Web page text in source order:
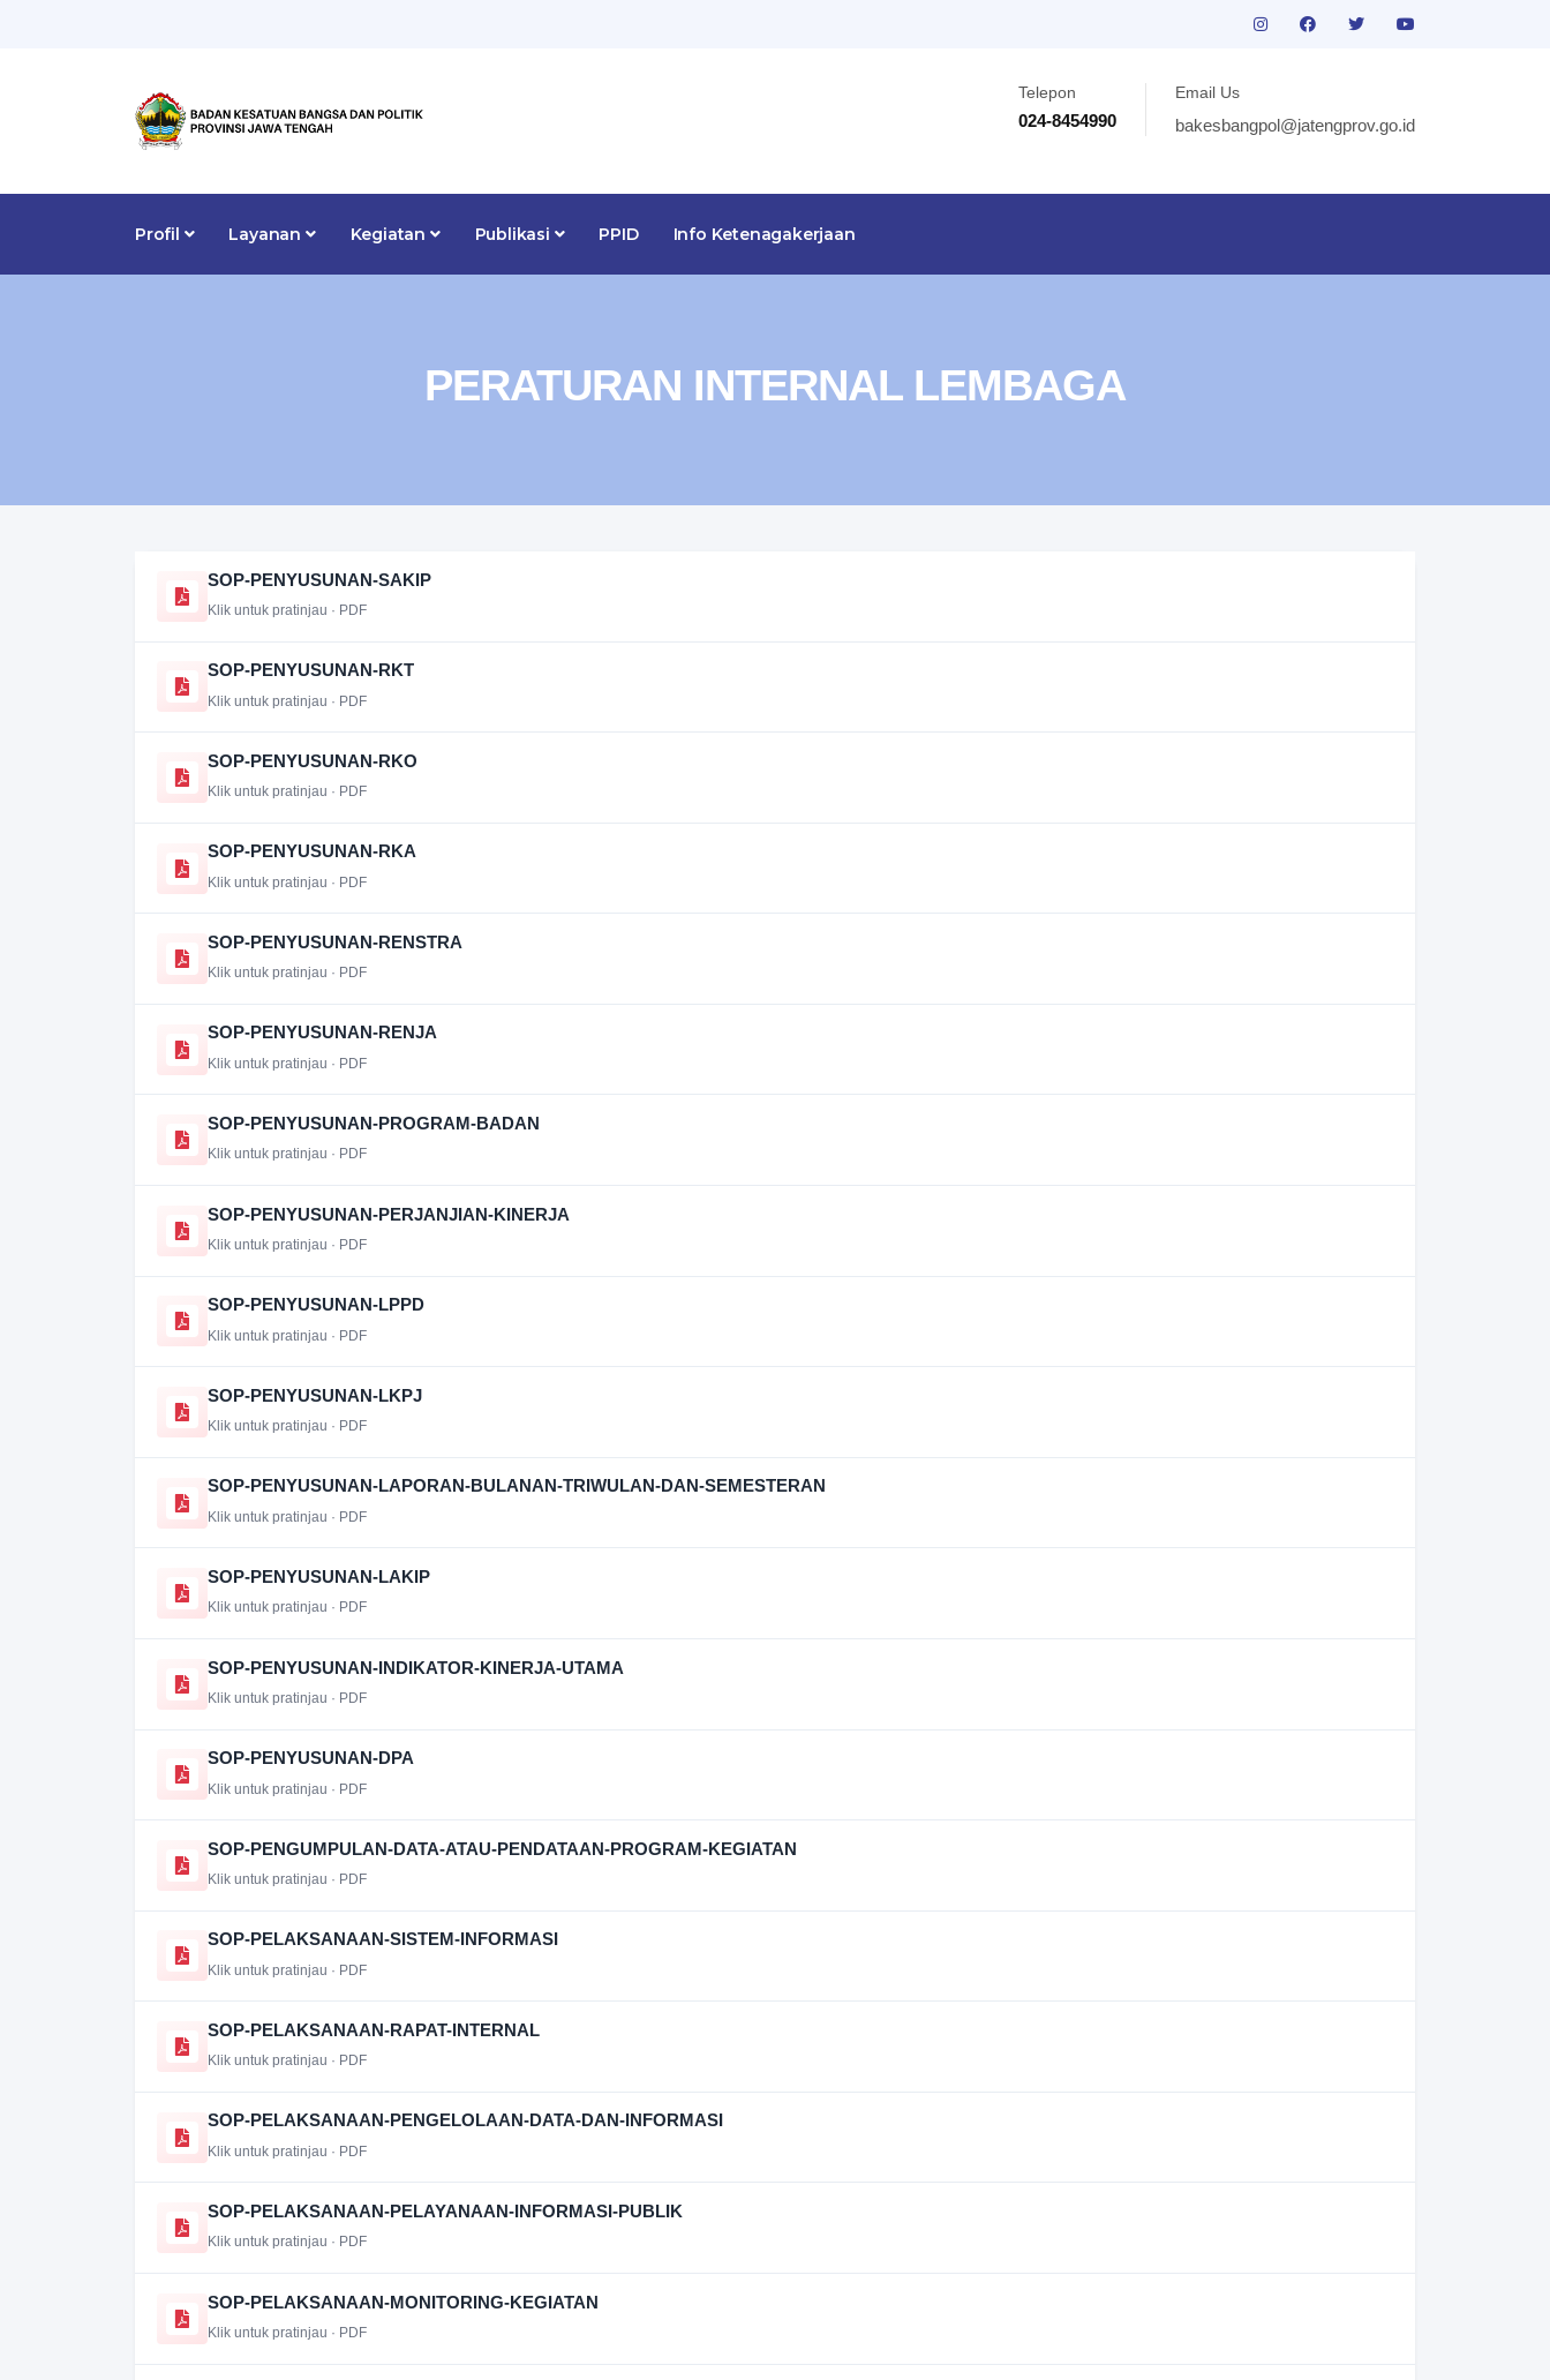
Telepon
024-8454990
Email Us
bakesbangpol@jatengprov.go.id
Profil Layanan Kegiatan Publikasi PPID Info Ketenagakerjaan
PERATURAN INTERNAL LEMBAGA
SOP-PENYUSUNAN-SAKIP
Klik untuk pratinjau · PDF
SOP-PENYUSUNAN-RKT
Klik untuk pratinjau · PDF
SOP-PENYUSUNAN-RKO
Klik untuk pratinjau · PDF
SOP-PENYUSUNAN-RKA
Klik untuk pratinjau · PDF
SOP-PENYUSUNAN-RENSTRA
Klik untuk pratinjau · PDF
SOP-PENYUSUNAN-RENJA
Klik untuk pratinjau · PDF
SOP-PENYUSUNAN-PROGRAM-BADAN
Klik untuk pratinjau · PDF
SOP-PENYUSUNAN-PERJANJIAN-KINERJA
Klik untuk pratinjau · PDF
SOP-PENYUSUNAN-LPPD
Klik untuk pratinjau · PDF
SOP-PENYUSUNAN-LKPJ
Klik untuk pratinjau · PDF
SOP-PENYUSUNAN-LAPORAN-BULANAN-TRIWULAN-DAN-SEMESTERAN
Klik untuk pratinjau · PDF
SOP-PENYUSUNAN-LAKIP
Klik untuk pratinjau · PDF
SOP-PENYUSUNAN-INDIKATOR-KINERJA-UTAMA
Klik untuk pratinjau · PDF
SOP-PENYUSUNAN-DPA
Klik untuk pratinjau · PDF
SOP-PENGUMPULAN-DATA-ATAU-PENDATAAN-PROGRAM-KEGIATAN
Klik untuk pratinjau · PDF
SOP-PELAKSANAAN-SISTEM-INFORMASI
Klik untuk pratinjau · PDF
SOP-PELAKSANAAN-RAPAT-INTERNAL
Klik untuk pratinjau · PDF
SOP-PELAKSANAAN-PENGELOLAAN-DATA-DAN-INFORMASI
Klik untuk pratinjau · PDF
SOP-PELAKSANAAN-PELAYANAAN-INFORMASI-PUBLIK
Klik untuk pratinjau · PDF
SOP-PELAKSANAAN-MONITORING-KEGIATAN
Klik untuk pratinjau · PDF